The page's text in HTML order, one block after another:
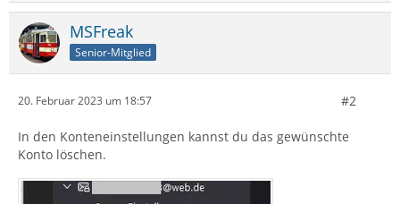
MSFreak
Senior-Mitglied
20. Februar 2023 um 18:57 #2
In den Konteneinstellungen kannst du das gewünschte
Konto löschen.